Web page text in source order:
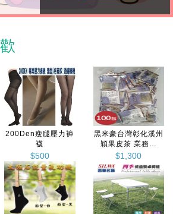
老薑
全新升級Q18魚膠原
蛋白(粉末攜帶包)15
黑米豪 台
州 穎果皮